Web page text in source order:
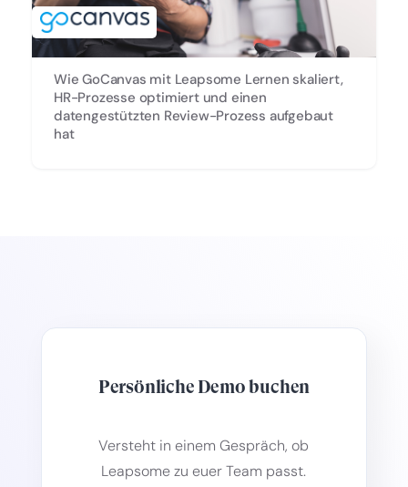
Wie GoCanvas mit Leapsome Lernen skaliert,
HR-Prozesse optimiert und einen
datengestützten Review-Prozess aufgebaut
hat
Persönliche Demo buchen
Versteht in einem Gespräch, ob
Leapsome zu euer Team passt.